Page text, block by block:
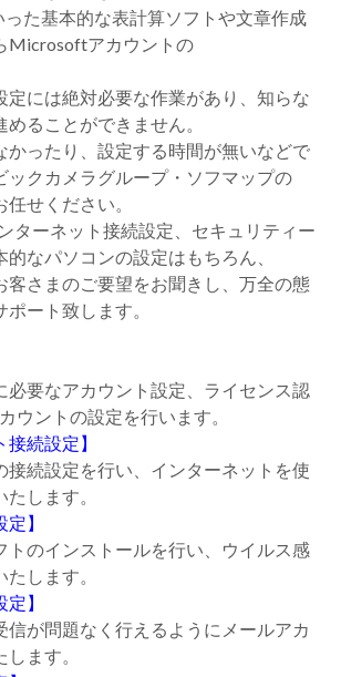
た基本的な表計算ソフトや文章作成
Microsoftアカウントの
定には絶対必要な作業があり、知らな
ることができません。
かったり、設定する時間が無いなどで
ックカメラグループ・ソフマップの
せください。
ターネット接続設定、セキュリティー
なパソコンの設定はもちろん、
客さまのご要望をお聞きし、万全の態
ート致します。
必要なアカウント設定、ライセンス認
ウントの設定を行います。
接続設定】
接続設定を行い、インターネットを使
します。
】
トのインストールを行い、ウイルス感
します。
】
信が問題なく行えるようにメールアカ
ます。